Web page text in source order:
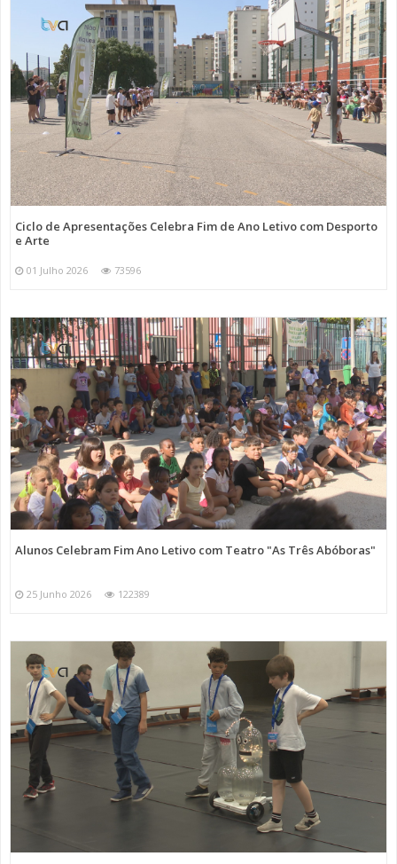
Ciclo de Apresentações Celebra Fim de Ano Letivo com Desporto
e Arte
01 Julho 2026 73596
Alunos Celebram Fim Ano Letivo com Teatro "As Três Abóboras"
25 Junho 2026 122389